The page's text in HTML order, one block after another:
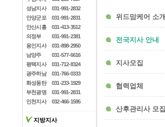
위드맘케어 소개
전국지사 안내
지사모집
협력업체
산후관리사 모집
성남지사
031-991-2832
안양군포
031-991-2831
안산시흥
031-413-3512
의정부
031-991-2381
용인지사
031-898-2950
남양주
031-577-6616
평택지사
031-712-8324
광주하남
031-766-0333
화성동탄
031-233-1929
부천광명
031-991-2831
인천지사
032-466-1595
지방지사